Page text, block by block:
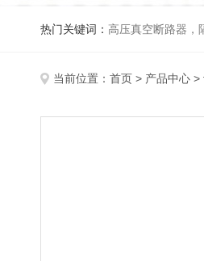
热门关键词： 高压真空断路器，
当前位置： 首页 > 产品中心 >